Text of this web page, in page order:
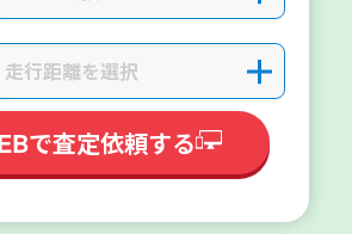
走行距離を選択 ＋
で査定依頼する